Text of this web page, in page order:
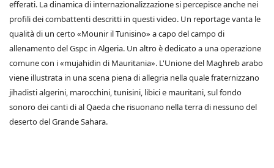
efferati. La dinamica di internazionalizzazione si percepisce anche nei
profili dei combattenti descritti in questi video. Un reportage vanta le
qualità di un certo «Mounir il Tunisino» a capo del campo di
allenamento del Gspc in Algeria. Un altro è dedicato a una operazione
comune con i «mujahidin di Mauritania». L'Unione del Maghreb arabo
viene illustrata in una scena piena di allegria nella quale fraternizzano
jihadisti algerini, marocchini, tunisini, libici e mauritani, sul fondo
sonoro dei canti di al Qaeda che risuonano nella terra di nessuno del
deserto del Grande Sahara.